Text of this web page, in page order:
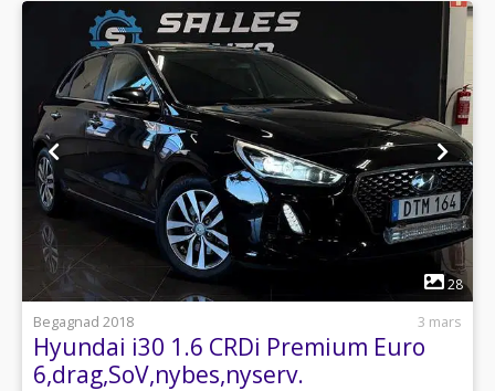
1
28
Begagnad 2018
3 mars
Hyundai i30 1.6 CRDi Premium Euro
6,drag,SoV,nybes,nyserv.